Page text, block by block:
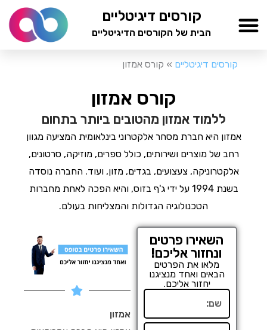
לתוכן
קורסים דיגיטליים
הבית של הקורסים הדיגיטליים
קורסים דיגיטליים » קורס אמזון
קורס אמזון
ללמוד אמזון מהטובים ביותר בתחום
אמזון היא חברת מסחר אלקטרוני בינלאומית המציעה מגוון
רחב של מוצרים ושירותים, כולל ספרים, מוזיקה, סרטונים,
אלקטרוניקה, צעצועים, בגדים, מזון, ועוד. החברה נוסדה
בשנת 1994 על ידי ג'ף בזוס, והיא הפכה לאחת מחברות
הטכנולוגיה הגדולות והמצליחות בעולם.
אמזון
השאירו פרטים
ונחזור אליכם!
מלאו את הפרטים
הבאים ואחד מנציגנו
יחזור אליכם.